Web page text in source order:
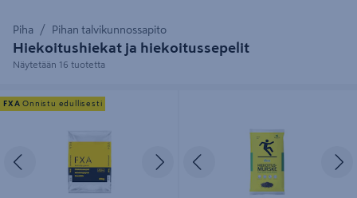
Piha Pihan talvikunnossapito
Hiekoitushiekat ja hiekoitussepelit
Näytetään 16 tuotetta
Hiekoitussepeli FXA 3-8mm 20kg
Edellinen Seuraava
FXA Onnistu edullisesti
Edellinen